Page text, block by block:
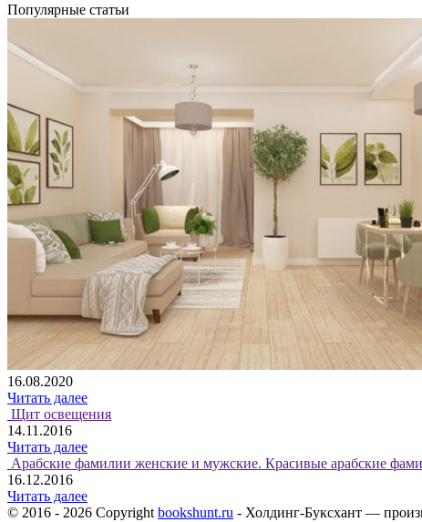
Популярные статьи
16.08.2020
Читать далее
Щит освещения
14.11.2016
Читать далее
Арабские фамилии женские и мужские. Красивые арабские
16.12.2016
Читать далее
© 2016 - 2026 Copyright bookshunt.ru - Холдинг-Буксхант —